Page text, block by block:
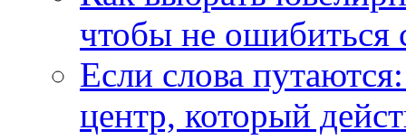
чтобы не ошибиться
Если слова
центр, который